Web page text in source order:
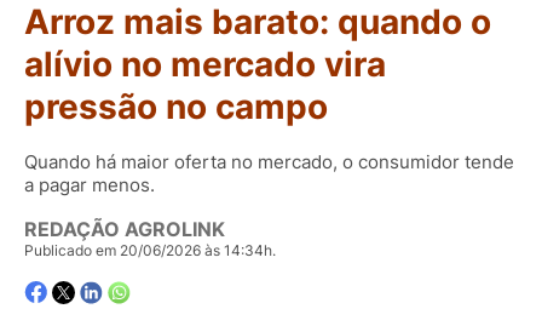
Arroz mais barato: quando o
alívio no mercado vira
pressão no campo
Quando há maior oferta no mercado, o consumidor tende
a pagar menos.
REDAÇÃO AGROLINK
Publicado em 20/06/2026 às 14:34h.